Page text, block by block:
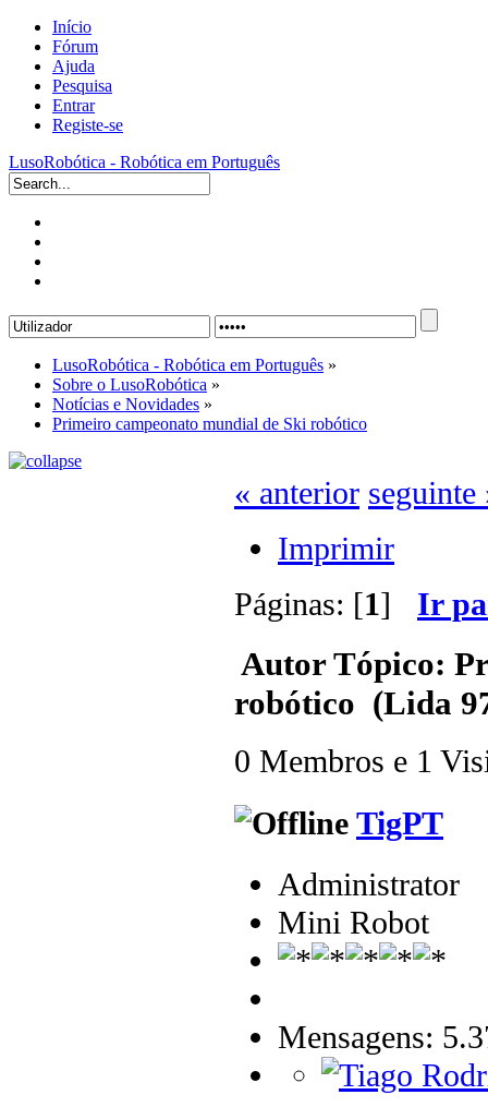
Início
Fórum
Ajuda
Pesquisa
Entrar
Registe-se
LusoRobótica - Robótica em Português
LusoRobótica - Robótica em Português »
Sobre o LusoRobótica »
Notícias e Novidades »
Primeiro campeonato mundial de Ski robótico
« anterior seguinte
Imprimir
Páginas: [1] Ir
AutorTópico:
robótico (Lida
0 Membros e 1
TigPT
Administrator
Mini Robot
Mensagens: